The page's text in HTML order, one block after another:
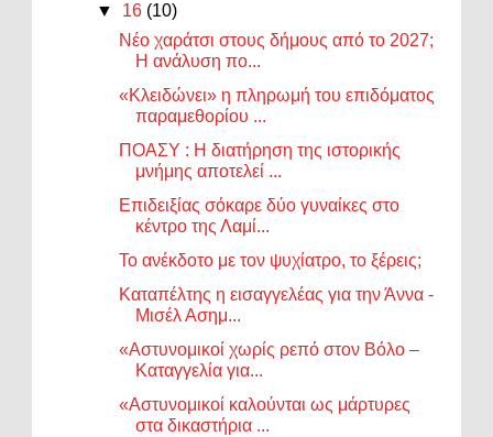
▼ 16 (10)
Νέο χαράτσι στους δήμους από το 2027;
Η ανάλυση πο...
«Κλειδώνει» η πληρωμή του επιδόματος
παραμεθορίου ...
ΠΟΑΣΥ : Η διατήρηση της ιστορικής
μνήμης αποτελεί ...
Επιδειξίας σόκαρε δύο γυναίκες στο
κέντρο της Λαμί...
Το ανέκδοτο με τον ψυχίατρο, το ξέρεις;
Καταπέλτης η εισαγγελέας για την Άννα -
Μισέλ Ασημ...
«Αστυνομικοί χωρίς ρεπό στον Βόλο –
Καταγγελία για...
«Αστυνομικοί καλούνται ως μάρτυρες
στα δικαστήρια ...